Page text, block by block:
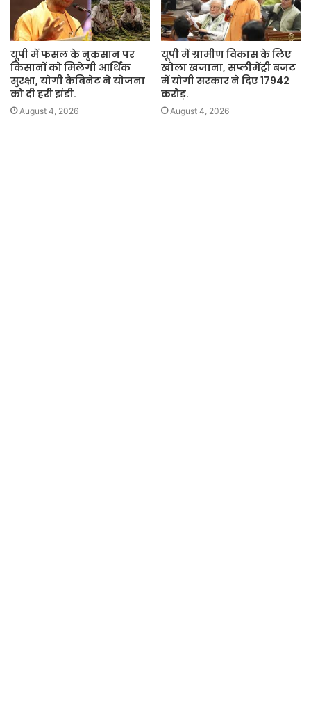
यूपी में फसल के नुकसान पर
किसानों को मिलेगी आर्थिक
सुरक्षा, योगी कैबिनेट ने योजना
को दी हरी झंडी.
August 4, 2026
यूपी में ग्रामीण विकास के लिए
खोला खजाना, सप्लीमेंट्री बजट
में योगी सरकार ने दिए 17942
करोड़.
August 4, 2026